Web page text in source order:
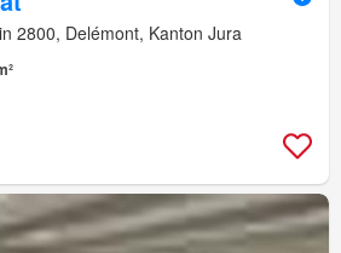
in 2800, Delémont, Kanton Jura